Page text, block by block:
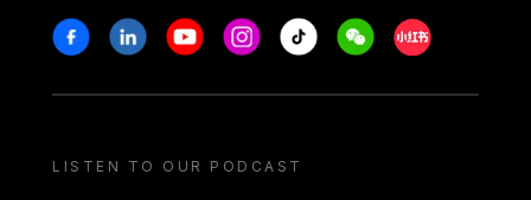
Stay in touch
FacebookLinkedinYoutubeInstagram
Tiktok WeechatXiaohongshu/
LISTEN TO OUR PODCAST